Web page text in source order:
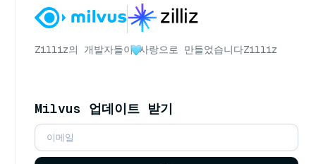
Zilliz의 개발자들이 사랑으로 만들었습니다Zilliz
Milvus 업데이트 받기